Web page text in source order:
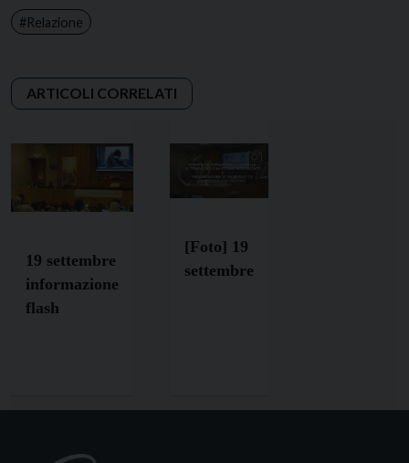
Relazione
19 settembre
informazione
flash
[Foto] 19
settembre